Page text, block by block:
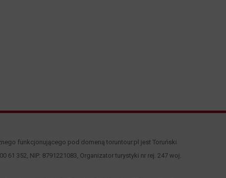
funkcjonującego pod domeną toruntour.pl jest Toruński
61 352, NIP: 8791221083, Organizator turystyki nr rej. 247 woj.